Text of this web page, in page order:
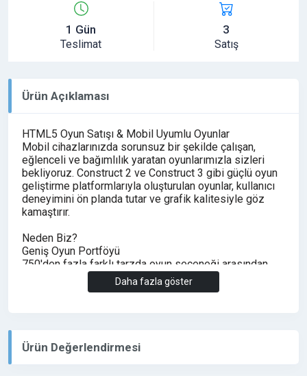
1 Gün
Teslimat
3
Satış
Ürün Açıklaması
HTML5 Oyun Satışı & Mobil Uyumlu Oyunlar
Mobil cihazlarınızda sorunsuz bir şekilde çalışan,
eğlenceli ve bağımlılık yaratan oyunlarımızla sizleri
bekliyoruz. Construct 2 ve Construct 3 gibi güçlü oyun
geliştirme platformlarıyla oluşturulan oyunlar, kullanıcı
deneyimini ön planda tutar ve grafik kalitesiyle göz
kamaştırır.
Neden Biz?
Geniş Oyun Portföyü
750'den fazla farklı tarzda oyun seçeneği arasından
seçim yapabilirsiniz.
Grafiklerden oyun mekaniğine kadar en üst düzey
kaliteyi imkanı sunar.
Örnek Oyunlar
Daha fazla göster
Ürün Değerlendirmesi